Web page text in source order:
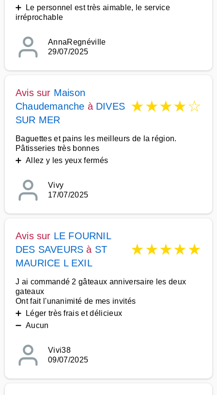
➕ Le personnel est très aimable, le service
irréprochable
AnnaRegnéville
29/07/2025
Avis sur Maison
Chaudemanche à DIVES
SUR MER
★★★★☆
Baguettes et pains les meilleurs de la région.
Pâtisseries très bonnes
➕ Allez y les yeux fermés
Vivy
17/07/2025
Avis sur LE FOURNIL
DES SAVEURS à ST
MAURICE L EXIL
★★★★★
J ai commandé 2 gâteaux anniversaire les deux
gateaux
Ont fait l'unanimité de mes invités
➕ Léger très frais et délicieux
➖ Aucun
Vivi38
09/07/2025